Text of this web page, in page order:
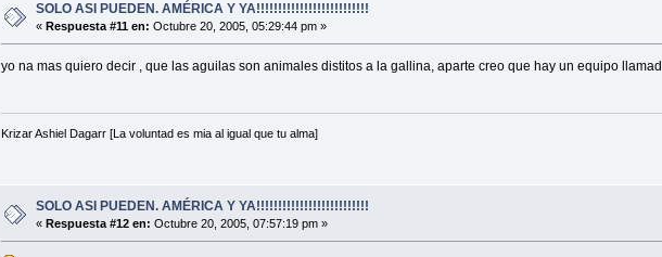
SOLO ASI PUEDEN. AMÉRICA Y YA!!!!!!!!!!!!!!!!!!!!!!!!!!
«Respuesta #11 en: Octubre 20, 2005, 05:29:44 pm »
yo na mas quiero decir , que las aguilas son animales distitos a la gallina, aparte creo que hay un equipo
Krizar Ashiel Dagarr [La voluntad es mia al igual que tu alma]
SOLO ASI PUEDEN. AMÉRICA Y YA!!!!!!!!!!!!!!!!!!!!!!!!!!
«Respuesta #12 en: Octubre 20, 2005, 07:57:19 pm »